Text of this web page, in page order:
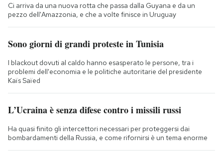
Ci arriva da una nuova rotta che passa dalla Guyana e da un
pezzo dell'Amazzonia, e che a volte finisce in Uruguay
Sono giorni di grandi proteste in Tunisia
I blackout dovuti al caldo hanno esasperato le persone, tra i
problemi dell'economia e le politiche autoritarie del presidente
Kaïs Saïed
L’Ucraina è senza difese contro i missili russi
Ha quasi finito gli intercettori necessari per proteggersi dai
bombardamenti della Russia, e come rifornirsi è un tema enorme